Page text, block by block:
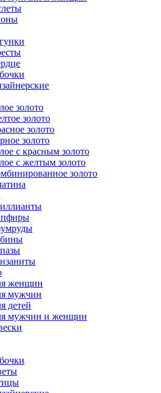
золото
золото
золото
золото
с красным золото
с желтым золото
золото
женщин
мужчин
детей
мужчин и женщин